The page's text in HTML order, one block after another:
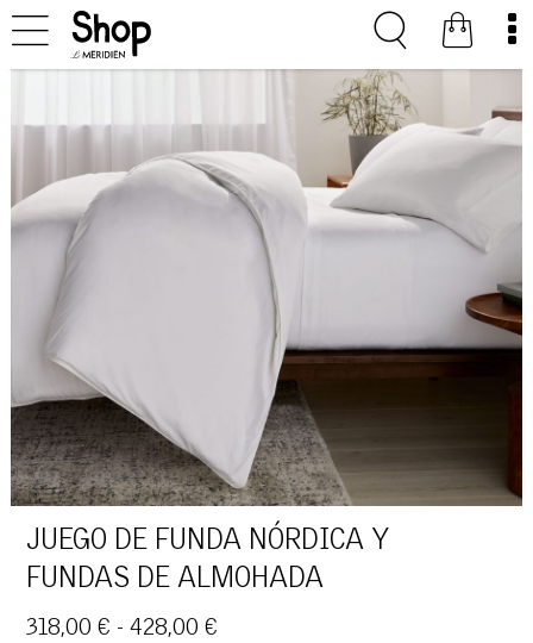
JUEGO DE FUNDA NÓRDICA Y
FUNDAS DE ALMOHADA
318,00 € - 428,00 €